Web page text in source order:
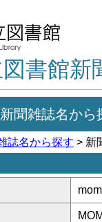
書館新
新聞雑誌名から
誌名から探す > 新